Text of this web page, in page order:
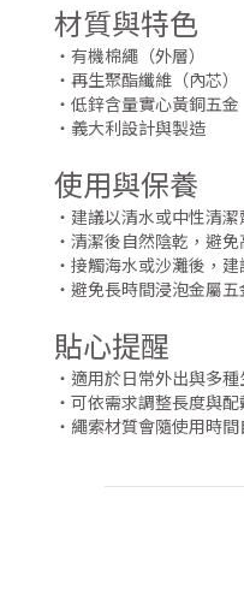
材質與特色
・有機棉繩（外層）
・再生聚酯纖維（內芯）
・低鋅含量實心黃銅五金
・義大利設計與製造
使用與保養
・建議以清水或中性清
・清潔後自然陰乾，避
・接觸海水或沙灘後，
・避免長時間浸泡金屬五
貼心提醒
・適用於日常外出與多
・可依需求調整長度與
・繩索材質會隨使用時